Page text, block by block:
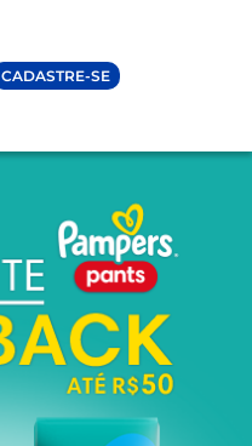
CADASTRE-SE